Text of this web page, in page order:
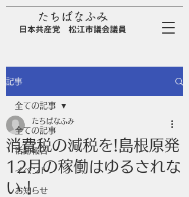
たちばなふみ
日本共産党 松江市議会議員
記事
全ての記事
活動報告
イベント
お知らせ
全ての記事
消費税の減税を!島根原発
12月の稼働はゆるされな
い！
たちばなふみ